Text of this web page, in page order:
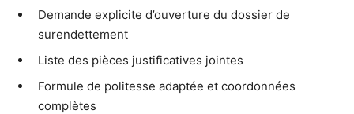
Demande explicite d’ouverture du dossier de
surendettement
Liste des pièces justificatives jointes
Formule de politesse adaptée et coordonnées
complètes